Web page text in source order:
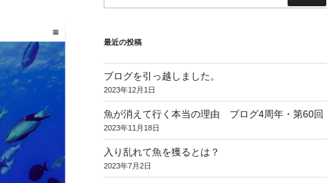
索
最近の投稿
ブログを引っ越しました。
2023年12月1日
魚が消えて行く本当の理由 ブログ4周年・第60回
2023年11月18日
入り乱れて魚を獲るとは？
2023年7月2日